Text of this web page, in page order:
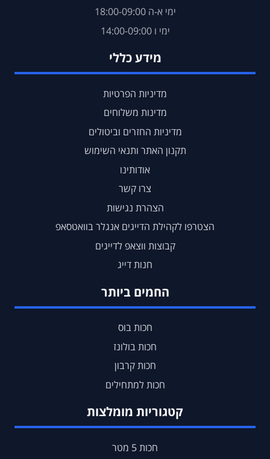
ימי א-ה 18:00-09:00
ימי ו 14:00-09:00
מידע כללי
מדיניות הפרטיות
מדינות משלוחים
מדיניות החזרים וביטולים
תקנון האתר ותנאי השימוש
אודותינו
צרו קשר
הצהרת נגישות
הצטרפו לקהילת הדייגים אנגלר בוואטסאפ
קבוצות ווצאפ לדייגים
חנות דייג
החמים ביותר
חכות בוס
חכות בולונז
חכות קרבון
חכות למתחילים
קטגוריות מומלצות
חכות 5 מטר